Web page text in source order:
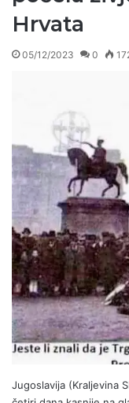
Hrvata
05/12/2023 0
Jugoslavija (Kraljevina